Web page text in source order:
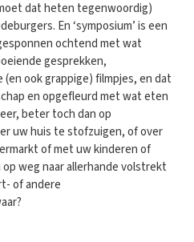
dat heten tegenwoordig)
En ‘symposium’ is een
ochtend met wat
gesprekken,
ook grappige) filmpjes, en dat
en opgefleurd met wat eten
beter toch dan op
uw huis te stofzuigen, of over
of met uw kinderen of
weg naar allerhande volstrekt
of andere